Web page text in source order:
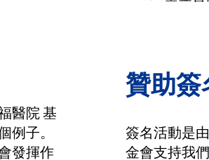
醫院 基
子。
發揮作
贊助簽
簽名活動是
金會支持我們